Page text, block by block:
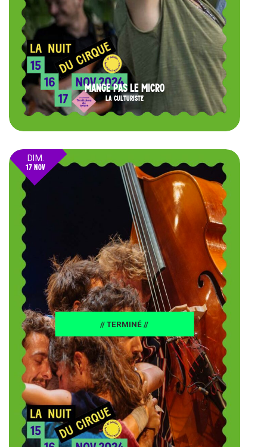
MANGE PAS LE MICRO
LA CULTURISTE
DIM.
17 NOV
// TERMINÉ //